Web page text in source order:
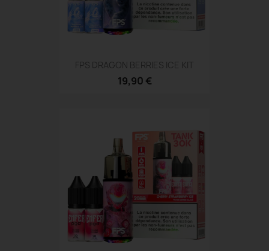
FPS DRAGON BERRIES ICE KIT
19,90 €